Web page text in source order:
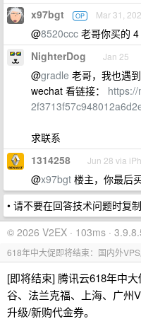
x97bgt OP Mar 31,
@8520ccc 老哥你买的
NighterDog Jan 25
@gradle 老哥，我也遇
wechat 看链接：
求联系
1314258 Jun 28 via
@x97bgt 楼主，你最后
• 请不要在回答技术问题时复
© 2026 V2EX · 103ms ·
618年中大促即将结束：国内外
[即将结束] 腾讯云618年中
谷、法兰克福、上海、广州
升级/新购代金券。